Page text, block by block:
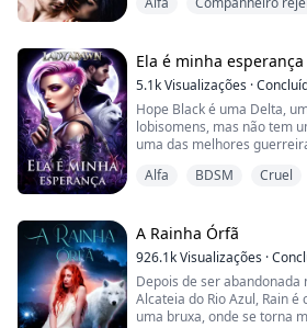
com minha meia-irmã na
altos.
Larissa, a estimada Luna
tudo. Um marido amoroso
Ela é minha esperança
5.1kVisualizações ·
Hope Black é uma Delta,
lobisomens, mas não tem
uma das melhores
Com a chance de treinar
esperava encontrar seu
Dylan Miller ...
Alfa BDSM Cruel
A Rainha Órfã
926.1kVisualizações ·
Depois de ser
Alcateia do Rio Azul, Rain
uma bruxa, onde se torna